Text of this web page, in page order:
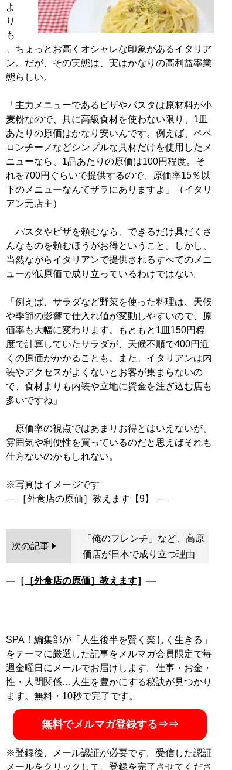
よ
り
も
、ちょっとお高くオシャレな印象があるイタリア
ン。だが、その実態は、実はかなりの高利益率業
態らしい。
「主力メニューであるピザやパスタは原材料が小
麦粉なので、具に高級食材を使わない限り、1皿
あたりの原価はかなり安いんです。例えば、ペペ
ロンチーノなどシンプルな具材だけを使用したメ
ニューなら、1品あたりの原価は100円程度。そ
れを700円ぐらいで提供するので、原価率15％以
下のメニューなんてザラにありますよ」（イタリ
アン元店主）
パスタやピザを頼むなら、できるだけ具だくさ
んなものを頼むほうがお得ということ。しかし、
当然ながらイタリアンで提供されるすべてのメニ
ューが低原価で成り立っているわけではない。
「例えば、サラダなど野菜を使った料理は、天候
や季節の影響で仕入れ値が変動しやすいので、原
価率も大幅に変わります。もともと1皿150円程
度で計算していたサラダが、天候不順で400円近
くの原価がかかることも。また、イタリアンは内
装やアクセスがよくないとお客が集まらないの
で、食材よりも内装や立地に資金を注ぎ込む店も
多いですね」
原価率の視点ではあまりお得とはいえないが、
雰囲気や利便性を買っているのだと思えばそれも
仕方ないのかもしれない。
※写真はイメージです
次の記事
「俺のフレンチ」など、高原
価店が日本で成り立つ理由
―［ ［外食店の原価］教えます］―
SPA！編集部が「人生後半を賢く楽しく生きる」
をテーマに厳選した記事をメルマガ会員限定で毎
週金曜日にメールでお届けします。仕事・お金・
性・人間関係…人生を豊かにする秘訣が見つかり
ます。無料・10秒で完了です。
無料でメルマガ登録する⇒⇒
※登録後、メール認証が必要です。受信した認証
メールをクリックして、登録を完了させてくださ